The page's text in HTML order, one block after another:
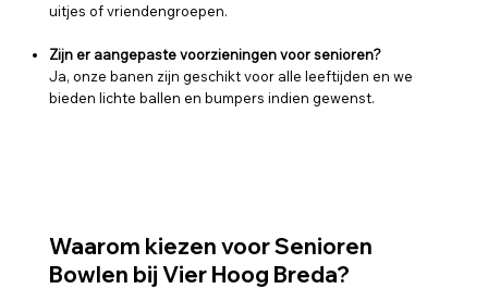
uitjes of vriendengroepen.
Zijn er aangepaste voorzieningen voor senioren?
Ja, onze banen zijn geschikt voor alle leeftijden en we
bieden lichte ballen en bumpers indien gewenst.
Waarom kiezen voor Senioren
Bowlen bij Vier Hoog Breda?